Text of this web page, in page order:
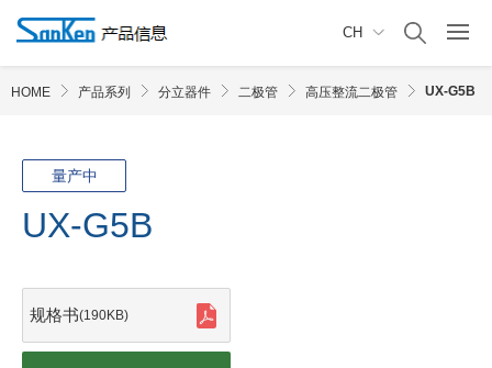
CH
HOME 产品系列 分立器件 二极管 高压整流二极管 UX-G5B
量产中
UX-G5B
规格书(190KB)